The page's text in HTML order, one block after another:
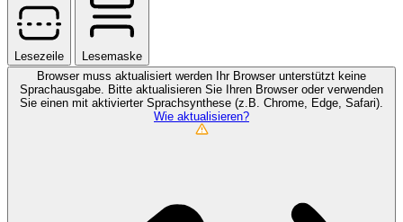
Lesezeile
Lesemaske
Browser muss aktualisiert werden
Ihr Browser unterstützt keine
Sprachausgabe. Bitte aktualisieren Sie Ihren Browser oder verwenden
Sie einen mit aktivierter Sprachsynthese (z.B. Chrome, Edge, Safari).
Wie aktualisieren?